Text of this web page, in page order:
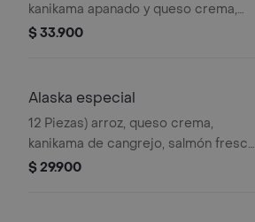
kanikama apanado y queso crema,
cubierto de salmón y atún.
$ 33.900
Alaska especial
12 Piezas) arroz, queso crema,
kanikama de cangrejo, salmón fresco,
topping de salmón, aguacate,
$ 29.900